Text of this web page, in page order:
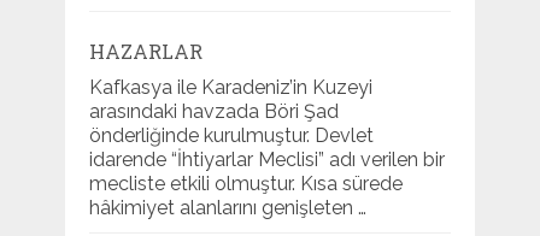
HAZARLAR
Kafkasya ile Karadeniz’in Kuzeyi
arasındaki havzada Böri Şad
önderliğinde kurulmuştur. Devlet
idarende “İhtiyarlar Meclisi” adı verilen bir
mecliste etkili olmuştur. Kısa sürede
hâkimiyet alanlarını genişleten …